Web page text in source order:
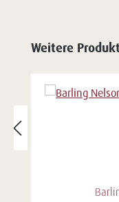
Weitere